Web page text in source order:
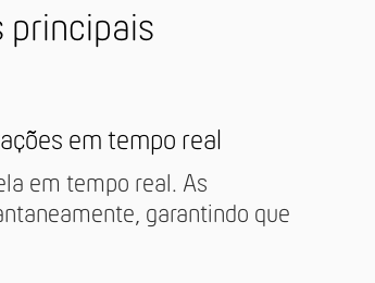
principais
em tempo real
em tempo real. As
garantindo que